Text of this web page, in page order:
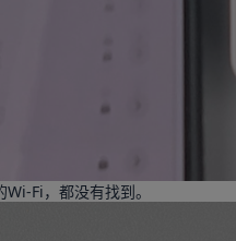
Fi，都没有找到。